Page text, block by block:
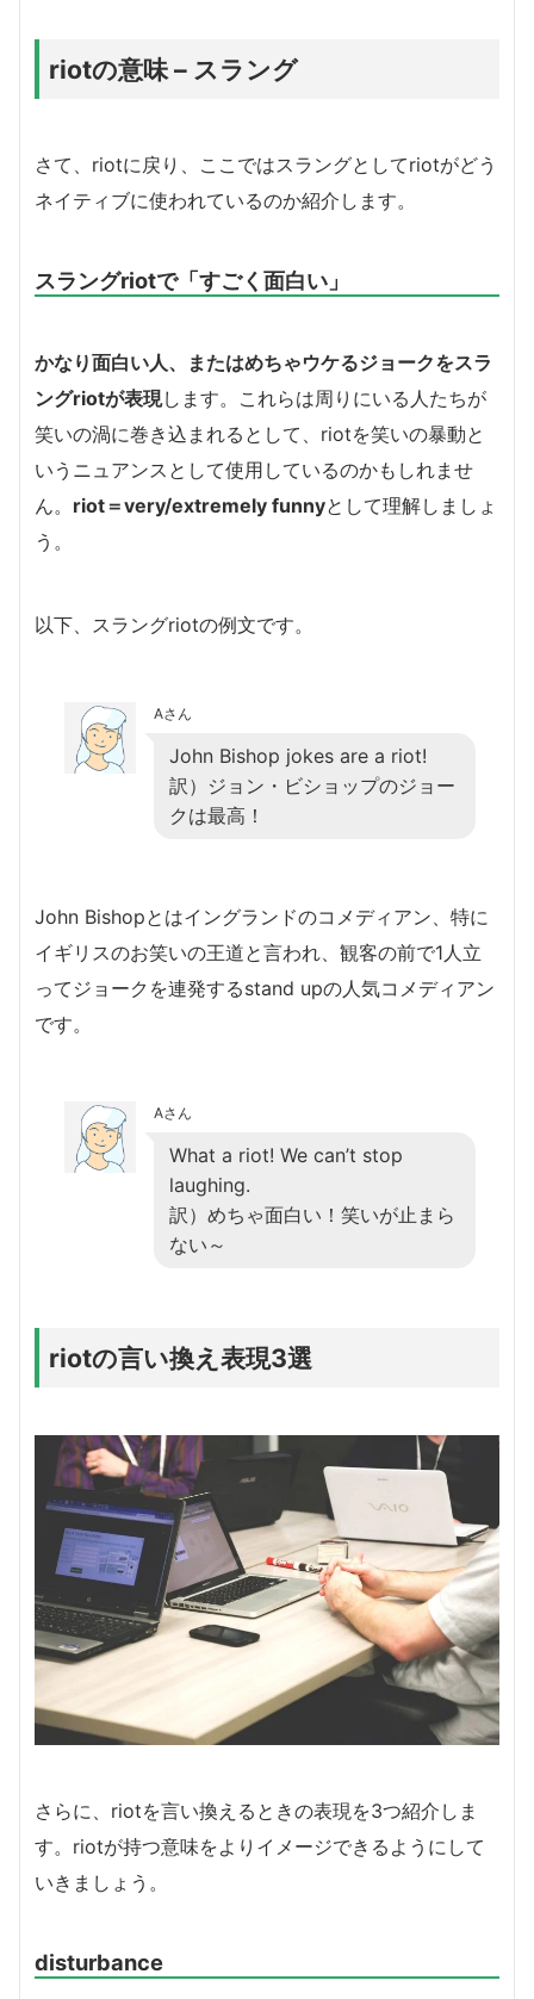
riotの意味 – スラング
さて、riotに戻り、ここではスラングとしてriotがどう
ネイティブに使われているのか紹介します。
スラングriotで「すごく面白い」
かなり面白い人、またはめちゃウケるジョークをスラ
ングriotが表現します。これらは周りにいる人たちが
笑いの渦に巻き込まれるとして、riotを笑いの暴動と
いうニュアンスとして使用しているのかもしれませ
ん。 riot＝very/extremely funnyとして理解しましょ
う。
以下、スラングriotの例文です。
Aさん
John Bishop jokes are a riot!
訳）ジョン・ビショップのジョー
クは最高！
John Bishopとはイングランドのコメディアン、特に
イギリスのお笑いの王道と言われ、観客の前で1人立
ってジョークを連発するstand upの人気コメディアン
です。
Aさん
What a riot! We can’t stop
laughing.
訳）めちゃ面白い！笑いが止まら
ない～
riotの言い換え表現3選
さらに、riotを言い換えるときの表現を3つ紹介しま
す。riotが持つ意味をよりイメージできるようにして
いきましょう。
disturbance